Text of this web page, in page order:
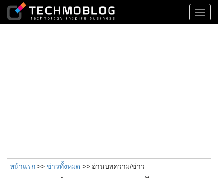
หน้าแรก >> ข่าวทั้งหมด >> อ่านบทความ/ข่าว